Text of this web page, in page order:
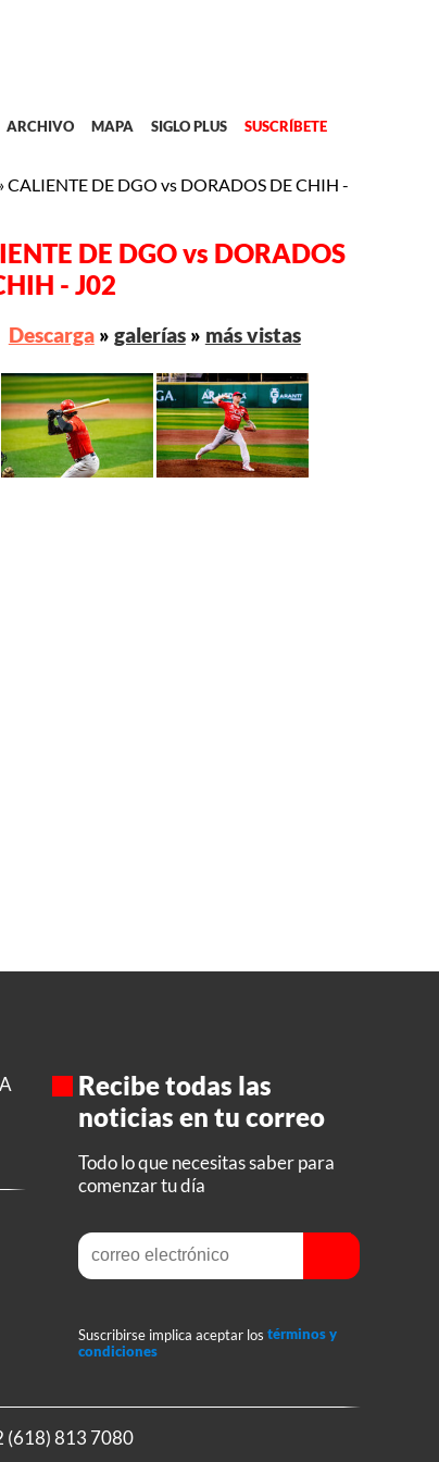
ARCHIVO MAPA SIGLO PLUS SUSCRÍBETE
CALIENTE DE DGO vs DORADOS DE CHIH -
DE DGO vs DORADOS
- J02
Descarga» galerías» más vistas
Recibe todas las
noticias en tu correo
Todo lo que necesitas saber para
comenzar tu día
Suscribirse implica aceptar los términos y
condiciones
(618) 813 7080